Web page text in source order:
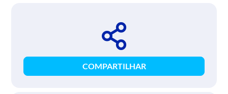
COMPARTILHAR